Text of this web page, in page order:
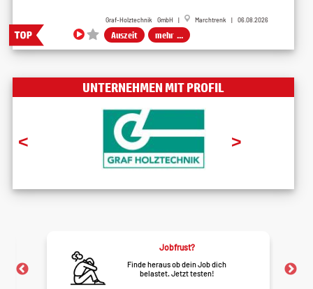
Graf-Holztechnik GmbH | Marchtrenk | 06.08.2026
Auszeit mehr ...
UNTERNEHMEN MIT PROFIL
< >
Jobfrust?
Finde heraus ob dein Job dich
belastet. Jetzt testen!